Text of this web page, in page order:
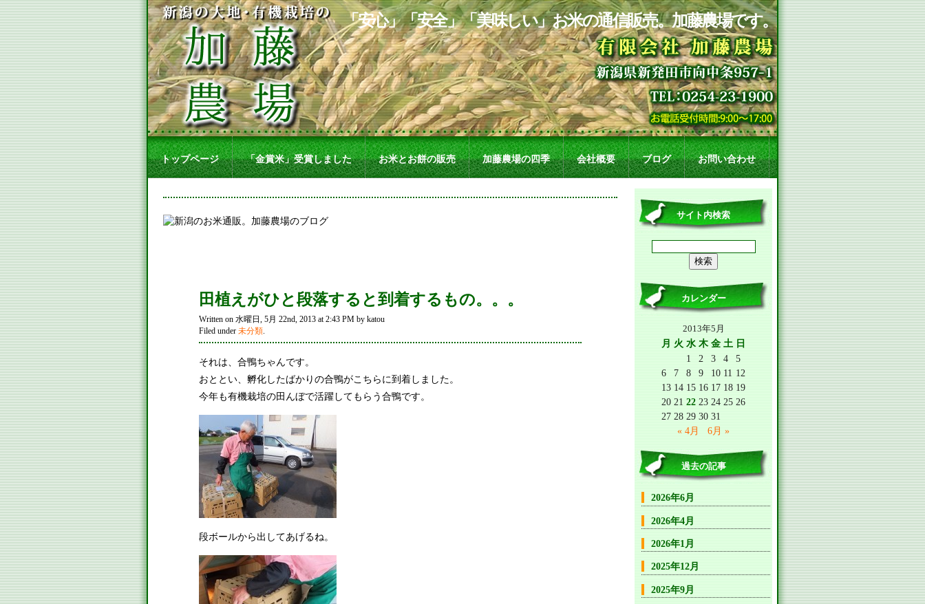
「安心」「安全」「美味しい」お米の通信販売。加藤農場です。
トップページ 「金賞米」受賞しました お米とお餅の販売 加藤農場の四季 会社概要 ブログ お問い合わせ
田植えがひと段落すると到着するもの。。。
Written on 水曜日, 5月 22nd, 2013 at 2:43 PM by katou
Filed under 未分類.
それは、合鴨ちゃんです。
おととい、孵化したばかりの合鴨がこちらに到着しました。
今年も有機栽培の田んぼで活躍してもらう合鴨です。
段ボールから出してあげるね。
サイト内検索
カレンダー
2013年5月
月 火 水 木 金 土 日
1
2 3 4
5
6
7 8 9 10 11 12
13 14 15 16 17 18 19
20 21 22 23 24 25 26
27 28 29 30 31
« 4月
6月 »
過去の記事
2026年6月
2026年4月
2026年1月
2025年12月
2025年9月